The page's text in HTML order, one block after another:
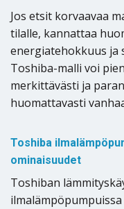
Jos etsit korvaavaa
tilalle, kannattaa
energiatehokkuus ja
Toshiba-malli voi
merkittävästi ja
huomattavasti
Toshiba
ominaisuudet
Toshiban